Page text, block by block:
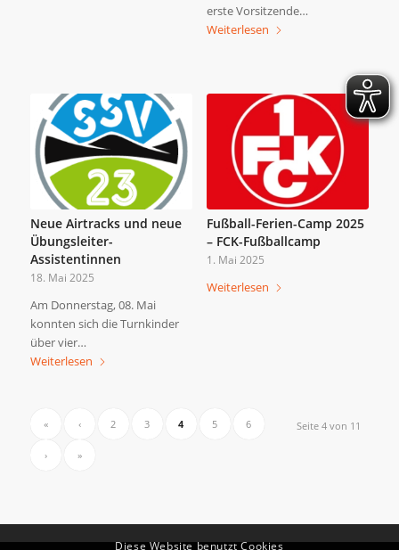
erste Vorsitzende…
Weiterlesen
Neue Airtracks und neue
Übungsleiter-
Assistentinnen
18. Mai 2025
Am Donnerstag, 08. Mai
konnten sich die Turnkinder
über vier…
Weiterlesen
Fußball-Ferien-Camp 2025
– FCK-Fußballcamp
1. Mai 2025
Weiterlesen
Seite 4 von 11
« ‹ 2 3 4 5 6
› »
Diese Website benutzt Cookies